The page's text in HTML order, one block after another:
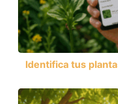
Identifica tus